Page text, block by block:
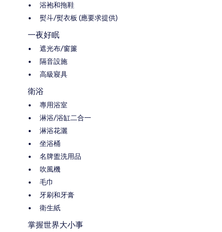
浴袍和拖鞋
熨斗/熨衣板 (應要求提供)
一夜好眠
遮光布/窗簾
隔音設施
高級寢具
衛浴
專用浴室
淋浴/浴缸二合一
淋浴花灑
坐浴桶
名牌盥洗用品
吹風機
毛巾
牙刷和牙膏
衛生紙
掌握世界大小事